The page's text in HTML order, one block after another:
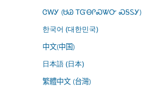
ᏣᎳᎩ (ᏌᏊ ᎢᏳᎾᎵᏍᏔᏅ ᏍᎦᏚᎩ)
한국어 (대한민국)
中文(中国)
日本語 (日本)
繁體中文 (台灣)